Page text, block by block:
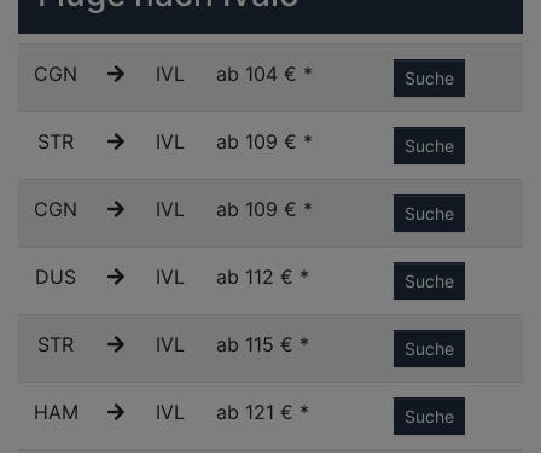
CGN IVL ab 104 € * Suche
STR IVL ab 109 € * Suche
CGN IVL ab 109 € * Suche
DUS IVL ab 112 € * Suche
STR IVL ab 115 € * Suche
HAM IVL ab 121 € * Suche